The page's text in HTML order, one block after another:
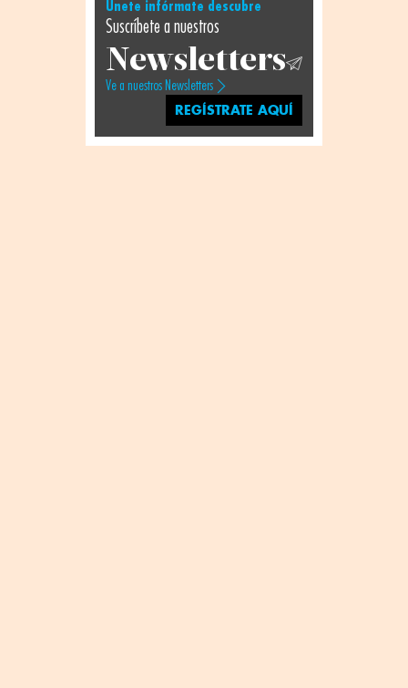
Únete infórmate descubre
Suscríbete a nuestros
Newsletters
Ve a nuestros Newsletters
REGÍSTRATE AQUÍ